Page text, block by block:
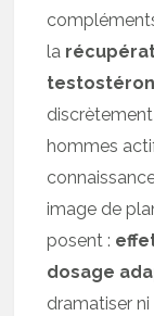
la
hommes
image de
posent :
dosage
dramatiser ni